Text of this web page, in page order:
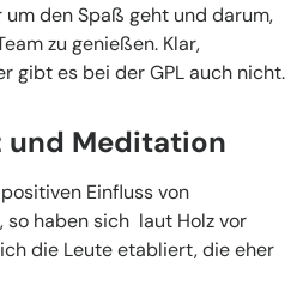
um den Spaß geht und darum,
zu genießen. Klar,
gibt es bei der GPL auch nicht.
und Meditation
Einfluss von
so haben sich laut Holz vor
die Leute etabliert, die eher